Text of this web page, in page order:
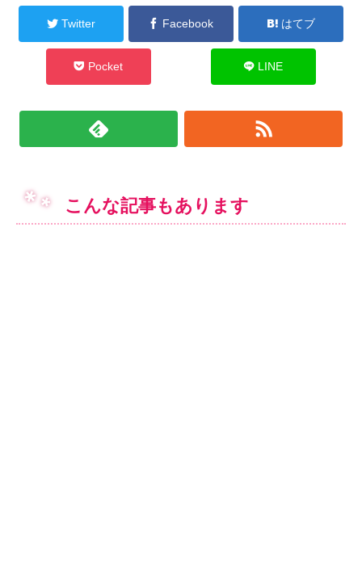
Twitter Facebook はてブ
Pocket LINE
こんな記事もあります